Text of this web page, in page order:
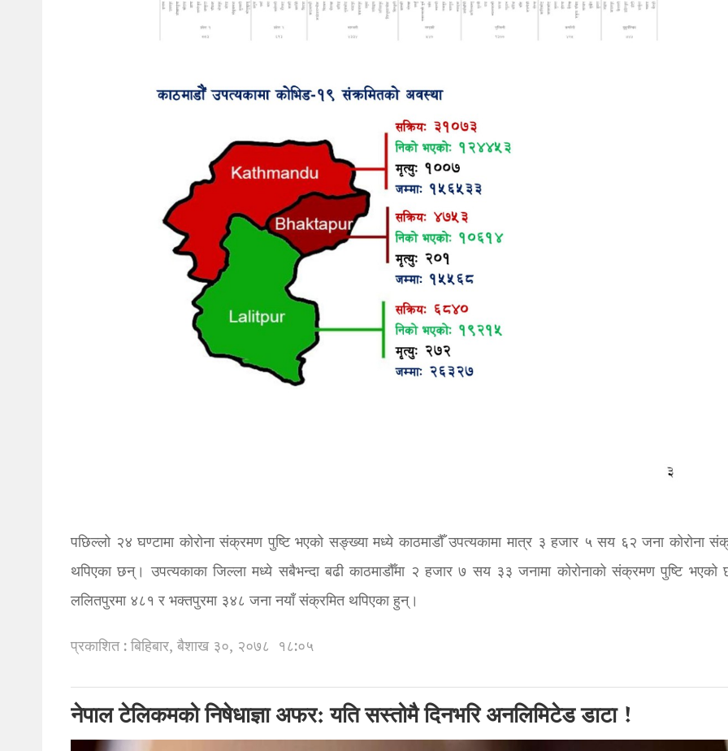
पछिल्लो २४ घण्टामा कोरोना संक्रमण पुष्टि भएको सङ्ख्या मध्ये काठमाडौँ उपत्यकामा मात्र ३ हजार ५ सय ६२ जना कोरोना
थपिएका छन्। उपत्यकाका जिल्ला मध्ये सबैभन्दा बढी काठमाडौँमा २ हजार ७ सय ३३ जनामा कोरोनाको संक्रमण पुष्टि
ललितपुरमा ४८१ र भक्तपुरमा ३४८ जना नयाँ संक्रमित थपिएका हुन्।
प्रकाशित : बिहिबार, बैशाख ३०, २०७८ १८:०५
नेपाल टेलिकमको निषेधाज्ञा अफर: यति सस्तोमै दिनभरि अनलिमिटेड डाटा !